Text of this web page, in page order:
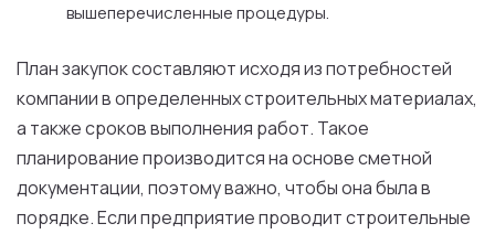
вышеперечисленные процедуры.
План закупок составляют исходя из потребностей
компании в определенных строительных материалах,
а также сроков выполнения работ. Такое
планирование производится на основе сметной
документации, поэтому важно, чтобы она была в
порядке. Если предприятие проводит строительные